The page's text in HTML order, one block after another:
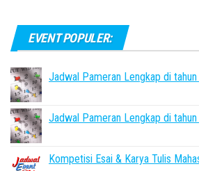
EVENT POPULER:
Jadwal Pameran Lengkap di
Jadwal Pameran Lengkap di
Kompetisi Esai & Karya Tulis